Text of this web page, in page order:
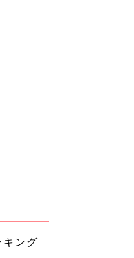
お昼過ぎに『そろそろ、
ました。年末で夫も会社
けて、夫と一緒に病院に
ング